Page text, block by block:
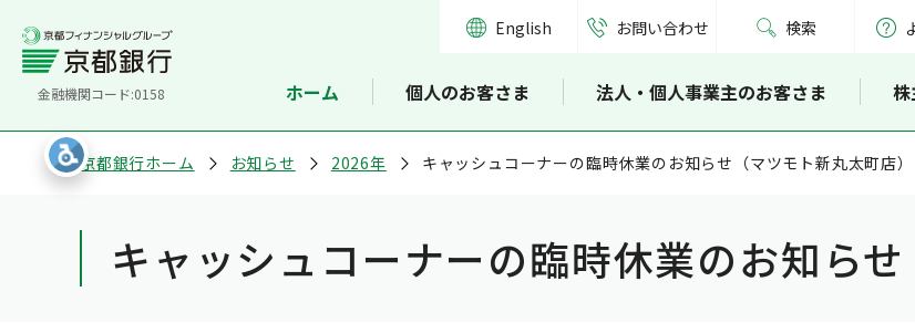
金融機関コード:0158
English お問い合わせ 検索
ホーム 個人のお客さま 法人・個人事業主のお客さま
京都銀行ホーム お知らせ 2026年 キャッシュコーナーの臨時休業のお知らせ（マツモト新丸太町店）
キャッシュコーナーの臨時休業のお知らせ